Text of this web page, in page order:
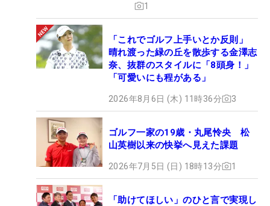
1
「これでゴルフ上手いとか反則」
晴れ渡った緑の丘を散歩する金澤志
奈、抜群のスタイルに「8頭身！」
「可愛いにも程がある」
2026年8月6日 (木) 11時36分 3
ゴルフ一家の19歳・丸尾怜央 松
山英樹以来の快挙へ見えた課題
2026年7月5日 (日) 18時13分 1
「助けてほしい」のひと言で実現し